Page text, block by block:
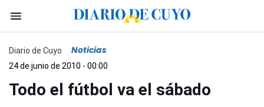
Diario de Cuyo Noticias
24 de junio de 2010 - 00:00
Todo el fútbol va el sábado